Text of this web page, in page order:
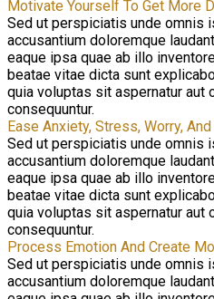
Motivate Yourself To Get More
Sed ut perspiciatis unde omnis
accusantium doloremque
eaque ipsa quae ab illo
beatae vitae dicta sunt
quia voluptas sit aspernatur aut
consequuntur.
Ease Anxiety, Stress, Worry,
Sed ut perspiciatis unde omnis
accusantium doloremque
eaque ipsa quae ab illo
beatae vitae dicta sunt
quia voluptas sit aspernatur aut
consequuntur.
Process Emotion And Create
Sed ut perspiciatis unde omnis
accusantium doloremque